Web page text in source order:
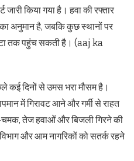
किया गया है। हवा की रफ्तार
अनुमान है, जबकि कुछ स्थानों पर
तक पहुंच सकती है। (aaj ka
कई दिनों से उमस भरा मौसम है।
में गिरावट आने और गर्मी से राहत
तेज हवाओं और बिजली गिरने की
और आम नागरिकों को सतर्क रहने